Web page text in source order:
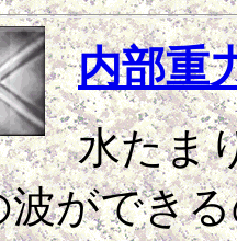
内部重
水たま
波ができ